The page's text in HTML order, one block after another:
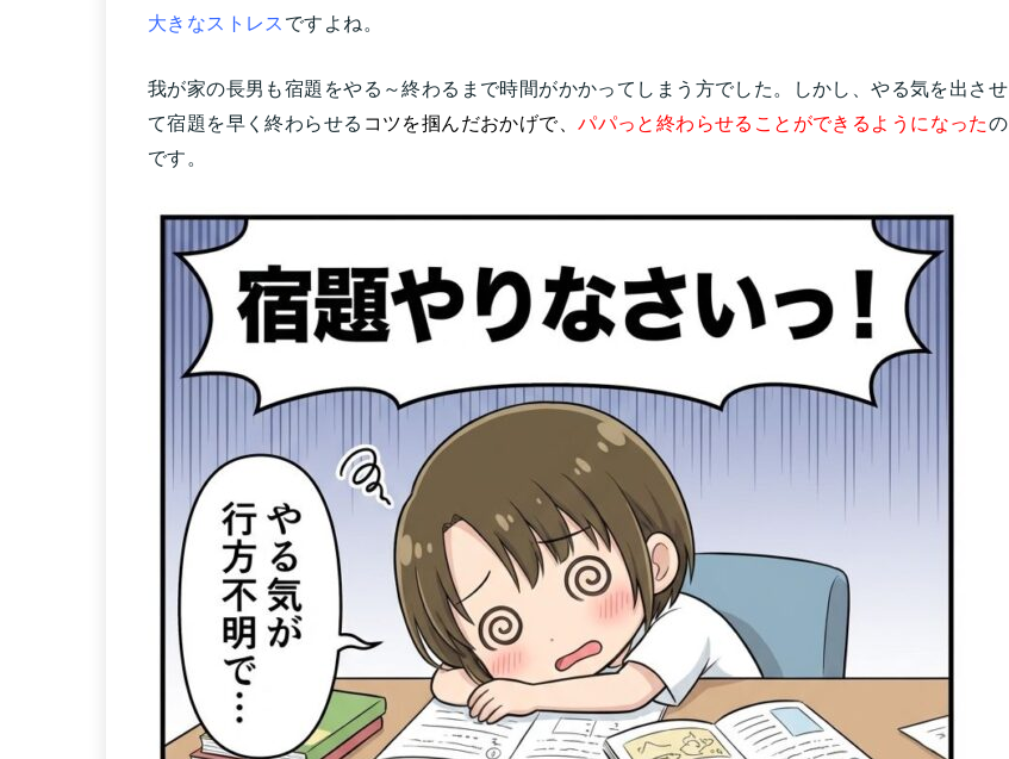
大きなストレス ですよね。
我が家の長男も宿題をやる～終わるまで時間がかかってしまう方でした。しかし、やる気を出させ
て宿題を早く終わらせる コツを掴んだおかげで、パパっと終わらせることができるようになったの
です。